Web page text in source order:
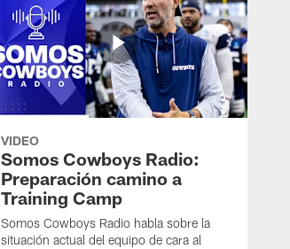
VIDEO
Somos Cowboys Radio:
Preparación camino a
Training Camp
Somos Cowboys Radio habla sobre la
situación actual del equipo de cara al